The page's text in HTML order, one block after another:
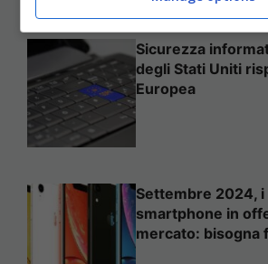
Sicurezza
degli Stati Uniti
Europea
Settembre 2024,
smartphone in
mercato: bisogna